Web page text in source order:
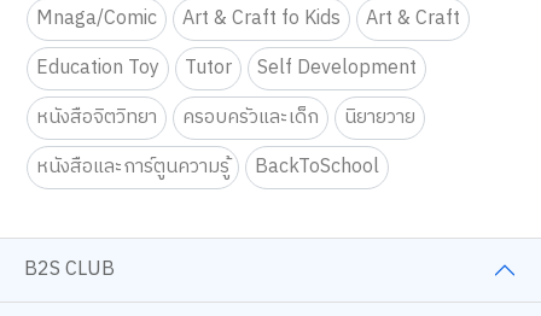
Mnaga/Comic
Art & Craft fo Kids
Art & Craft
Education Toy
Tutor
Self Development
หนังสือจิตวิทยา
ครอบครัวและเด็ก
นิยายวาย
หนังสือและการ์ตูนความรู้
BackToSchool
B2S CLUB